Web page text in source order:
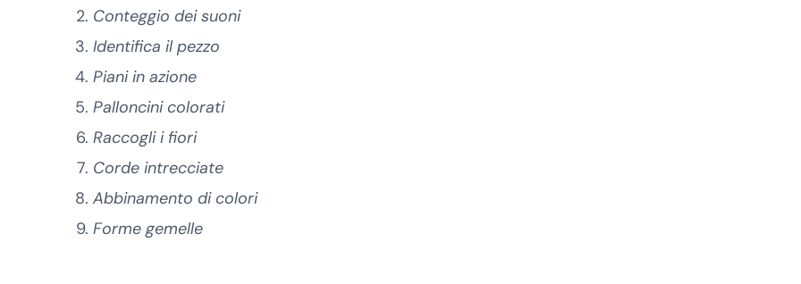
Conteggio dei suoni
Identifica il pezzo
Piani in azione
Palloncini colorati
Raccogli i fiori
Corde intrecciate
Abbinamento di colori
Forme gemelle